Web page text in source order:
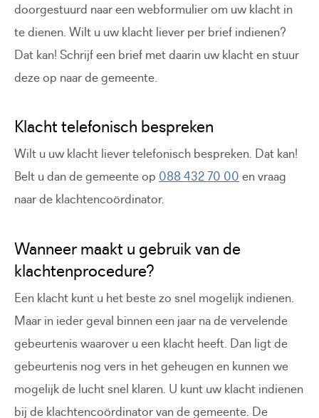
doorgestuurd naar een webformulier om uw klacht in
te dienen. Wilt u uw klacht liever per brief indienen?
Dat kan! Schrijf een brief met daarin uw klacht en stuur
deze op naar de gemeente.
Klacht telefonisch bespreken
Wilt u uw klacht liever telefonisch bespreken. Dat kan!
Belt u dan de gemeente op 088 432 70 00 en vraag
naar de klachtencoördinator.
Wanneer maakt u gebruik van de
klachtenprocedure?
Een klacht kunt u het beste zo snel mogelijk indienen.
Maar in ieder geval binnen een jaar na de vervelende
gebeurtenis waarover u een klacht heeft. Dan ligt de
gebeurtenis nog vers in het geheugen en kunnen we
mogelijk de lucht snel klaren. U kunt uw klacht indienen
bij de klachtencoördinator van de gemeente. De